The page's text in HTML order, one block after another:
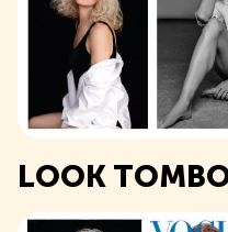
LOOK